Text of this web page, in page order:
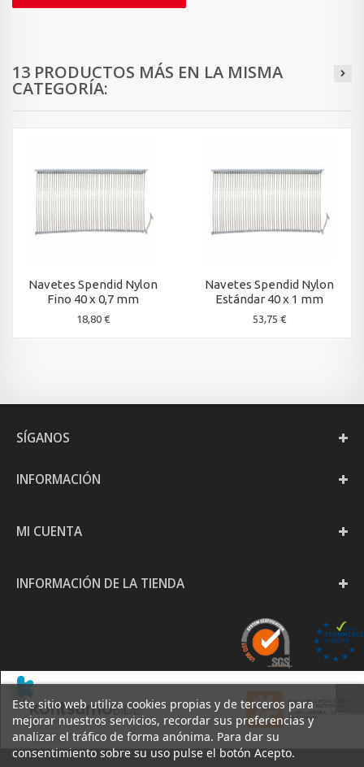
13 PRODUCTOS MÁS EN LA MISMA
CATEGORÍA:
Navetes Spendid Nylon
Fino 40 x 0,7 mm
18,80 €
Navetes Spendid Nylon
Estándar 40 x 1 mm
53,75 €
Este sitio web utiliza cookies propias y de terceros para
mejorar nuestros servicios, recordar sus preferencias y
analizar el tráfico de forma anónima. Para dar su
consentimiento sobre su uso pulse el botón Acepto.
SÍGANOS
INFORMACIÓN
MI CUENTA
INFORMACIÓN DE LA TIENDA